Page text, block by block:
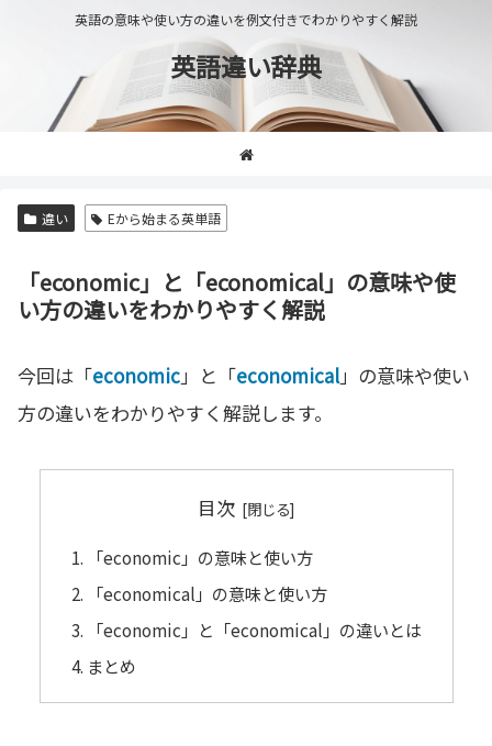
英語の意味や使い方の違いを例文付きでわかりやすく解説
英語違い辞典
違い Eから始まる英単語
「economic」と「economical」の意味や使
い方の違いをわかりやすく解説
今回は「economic」と「economical」の意味や使い
方の違いをわかりやすく解説します。
目次
「economic」の意味と使い方
「economical」の意味と使い方
「economic」と「economical」の違いとは
まとめ